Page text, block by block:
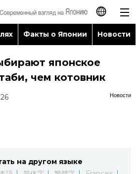
日本語
English
Español
Факты о Японии Новости
японское
чем котовник
Новости
на другом языке